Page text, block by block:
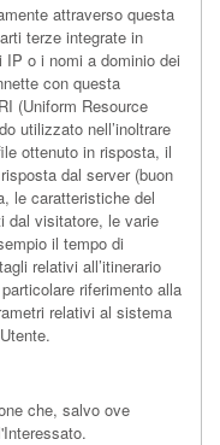
attraverso questa
terze integrate in
o i nomi a dominio dei
con questa
(Uniform Resource
utilizzato nell’inoltrare
ottenuto in risposta, il
dal server (buon
le caratteristiche del
dal visitatore, le varie
il tempo di
relativi all’itinerario
riferimento alla
relativi al sistema
che, salvo ove